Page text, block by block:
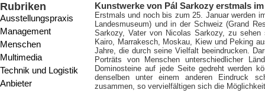
Rubriken
Ausstellungspraxis
Management
Menschen
Multimedia
Technik und Logistik
Anbieter
Kunstwerke von Pál Sarkozy erstmals
Erstmals und noch bis zum 25. Januar werden
Landesmuseum) und in der Schweiz (Grand
Sarkozy, Vater von Nicolas Sarkozy, zu
Kairo, Marrakesch, Moskau, Kiew und Peking
Jahre, die durch seine Vielfalt beeindrucken.
Porträts von Menschen unterschiedlicher
Dominosteine auf jede Seite gedreht werden
denselben unter einem anderen Eindruck
zusammen, so vervielfältigen sich die